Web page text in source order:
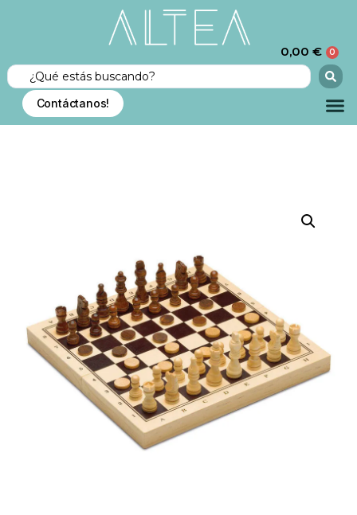
0,00 € 0
Contáctanos!